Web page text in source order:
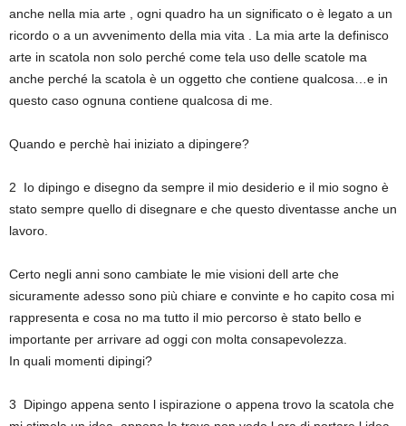
anche nella mia arte , ogni quadro ha un significato o è legato a un
ricordo o a un avvenimento della mia vita . La mia arte la definisco
arte in scatola non solo perché come tela uso delle scatole ma
anche perché la scatola è un oggetto che contiene qualcosa…e in
questo caso ognuna contiene qualcosa di me.
Quando e perchè hai iniziato a dipingere?
2 Io dipingo e disegno da sempre il mio desiderio e il mio sogno è
stato sempre quello di disegnare e che questo diventasse anche un
lavoro.
Certo negli anni sono cambiate le mie visioni dell arte che
sicuramente adesso sono più chiare e convinte e ho capito cosa mi
rappresenta e cosa no ma tutto il mio percorso è stato bello e
importante per arrivare ad oggi con molta consapevolezza.
In quali momenti dipingi?
3 Dipingo appena sento l ispirazione o appena trovo la scatola che